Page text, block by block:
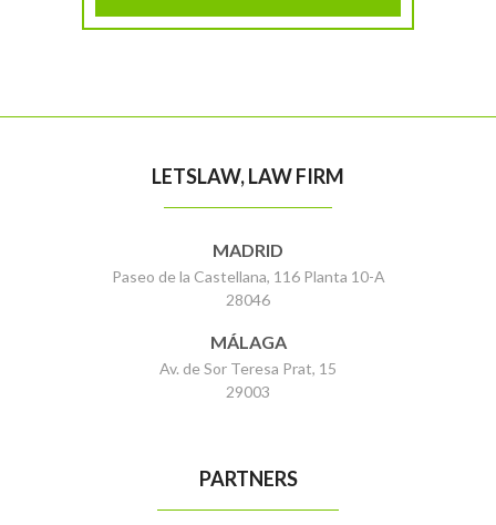
LETSLAW, LAW FIRM
MADRID
Paseo de la Castellana, 116 Planta 10-A
28046
MÁLAGA
Av. de Sor Teresa Prat, 15
29003
PARTNERS